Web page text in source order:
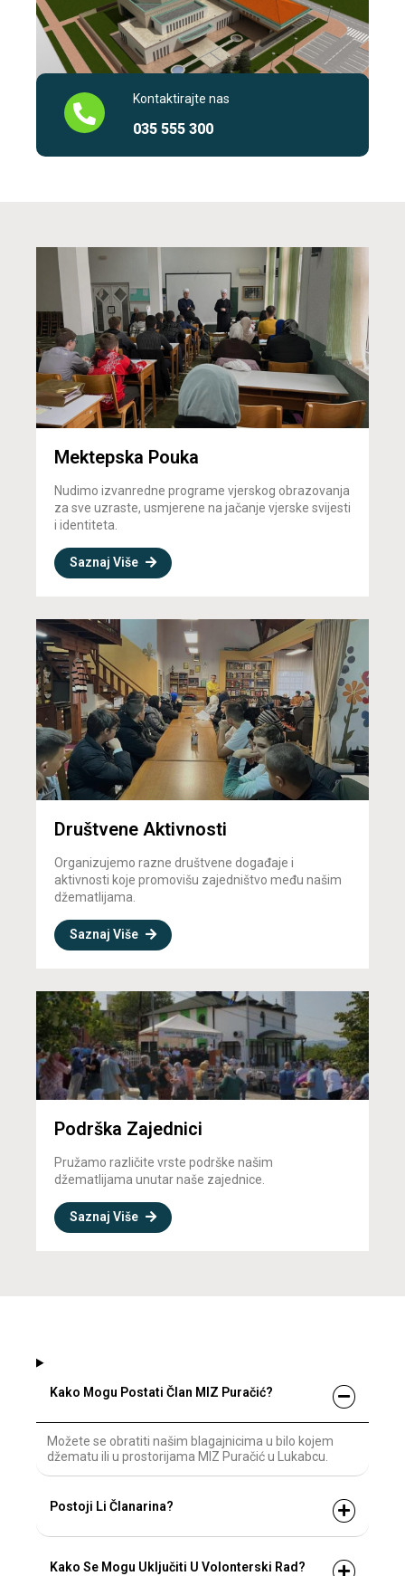
Kontaktirajte nas
035 555 300
Mektepska Pouka
Nudimo izvanredne programe vjerskog obrazovanja
za sve uzraste, usmjerene na jačanje vjerske svijesti
i identiteta.
Saznaj Više
Društvene Aktivnosti
Organizujemo razne društvene događaje i
aktivnosti koje promovišu zajedništvo među našim
džematlijama.
Saznaj Više
Podrška Zajednici
Pružamo različite vrste podrške našim
džematlijama unutar naše zajednice.
Saznaj Više
Kako Mogu Postati Član MIZ Puračić?
Možete se obratiti našim blagajnicima u bilo kojem
džematu ili u prostorijama MIZ Puračić u Lukabcu.
Postoji Li Članarina?
Kako Se Mogu Uključiti U Volonterski Rad?